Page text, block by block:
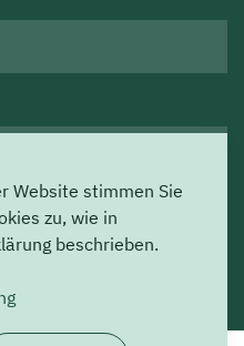
Website stimmen Sie
zu, wie in
beschrieben.